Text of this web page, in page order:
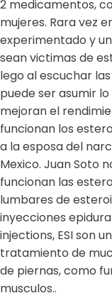
2 medicamentos,
mujeres. Rara vez
experimentado y
sean victimas de
lego al escuchar
puede ser asumir
mejoran el
funcionan los
a la esposa del
Mexico. Juan Soto
funcionan las
lumbares de
inyecciones
injections, ESI son
tratamiento de
de piernas, como
musculos..